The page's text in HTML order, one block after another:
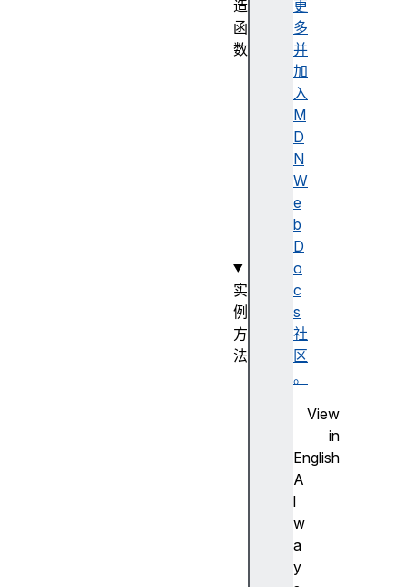
更
多
并
加
入
M
D
N
W
e
b
D
o
c
s
社
区
。
View
in
English
A
l
w
a
y
造
函
数
实
例
方
法